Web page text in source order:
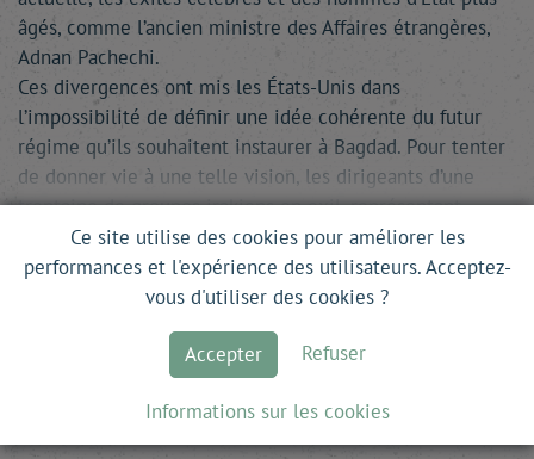
âgés, comme l’ancien ministre des Affaires étrangères,
Adnan Pachechi.
Ces divergences ont mis les États-Unis dans
l’impossibilité de définir une idée cohérente du futur
régime qu’ils souhaitent instaurer à Bagdad. Pour tenter
de donner vie à une telle vision, les dirigeants d’une
trentaine de groupes irakiens en exil, représentant
toutes les communautés ethniques et religieuses du …
Ce site est en accès libre. Pour lire la suite, il
vous suffit de vous inscrire.
Ce site utilise des cookies pour améliorer les
performances et l'expérience des utilisateurs. Acceptez-
vous d'utiliser des cookies ?
Accepter Refuser
Informations sur les cookies